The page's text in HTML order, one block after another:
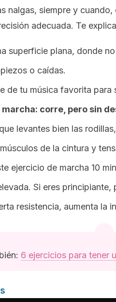
nalgas, siempre y
adecuada. Te
superficie plana, donde
o caídas.
de tu música favorita para
marcha: corre, pero sin
levantes bien las
de la cintura y
ejercicio de marcha 10
Si eres
resistencia, aumenta la
6 ejercicios para tener